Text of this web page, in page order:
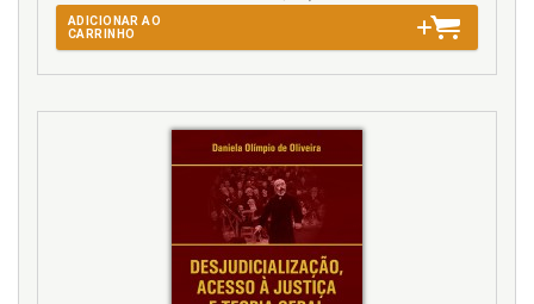
ADICIONAR AO
CARRINHO